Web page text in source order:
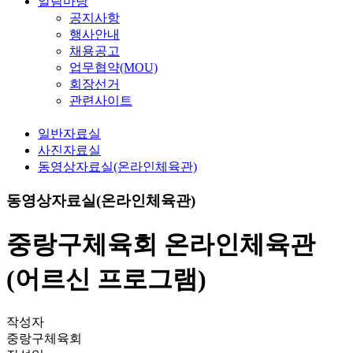
공지사항
행사안내
채용공고
업무협약(MOU)
회장선거
관련사이트
일반자료실
사진자료실
동영상자료실(온라인체육관)
동영상자료실(온라인체육관)
중랑구체육회 온라인체육관
(어르신 프로그램)
작성자
중랑구체육회